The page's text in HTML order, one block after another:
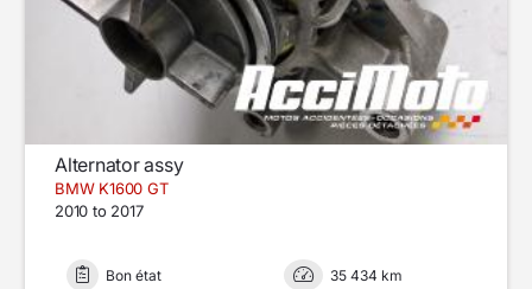
Alternator assy
BMW K1600 GT
2010 to 2017
Bon état 35 434 km